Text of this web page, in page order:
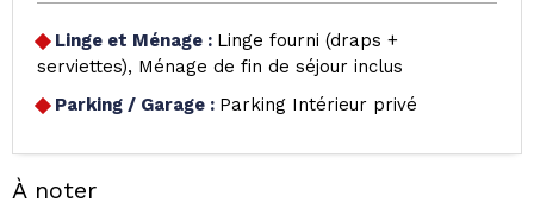
Linge et Ménage : Linge fourni (draps +
serviettes)
Ménage de fin de séjour inclus
Parking / Garage : Parking Intérieur privé
À noter